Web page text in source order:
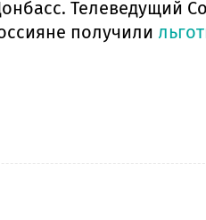
Телеведущий
получили